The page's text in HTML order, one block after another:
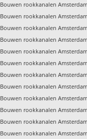
Bouwen rookkanalen
Bouwen rookkanalen
Bouwen rookkanalen
Bouwen rookkanalen
Bouwen rookkanalen
Bouwen rookkanalen
Bouwen rookkanalen
Bouwen rookkanalen
Bouwen rookkanalen
Bouwen rookkanalen
Bouwen rookkanalen
Bouwen rookkanalen